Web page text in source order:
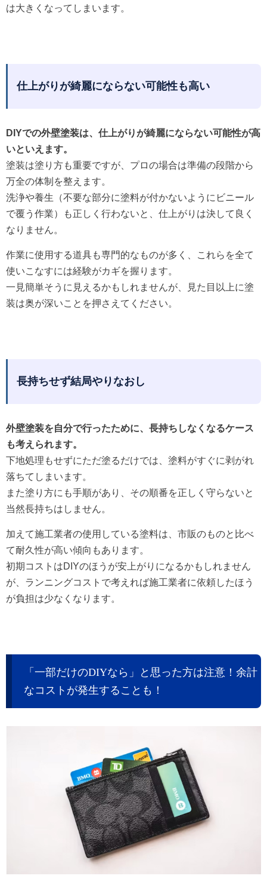
は大きくなってしまいます。
仕上がりが綺麗にならない可能性も高い
DIYでの外壁塗装は、仕上がりが綺麗にならない可能性が高
いといえます。
塗装は塗り方も重要ですが、プロの場合は準備の段階から
万全の体制を整えます。
洗浄や養生（不要な部分に塗料が付かないようにビニール
で覆う作業）も正しく行わないと、仕上がりは決して良く
なりません。
作業に使用する道具も専門的なものが多く、これらを全て
使いこなすには経験がカギを握ります。
一見簡単そうに見えるかもしれませんが、見た目以上に塗
装は奥が深いことを押さえてください。
長持ちせず結局やりなおし
外壁塗装を自分で行ったために、長持ちしなくなるケース
も考えられます。
下地処理もせずにただ塗るだけでは、塗料がすぐに剥がれ
落ちてしまいます。
また塗り方にも手順があり、その順番を正しく守らないと
当然長持ちはしません。
加えて施工業者の使用している塗料は、市販のものと比べ
て耐久性が高い傾向もあります。
初期コストはDIYのほうが安上がりになるかもしれません
が、 ランニングコストで考えれば施工業者に依頼したほう
が負担は少なくなります。
「一部だけのDIYなら」と思った方は注意！余計
なコストが発生することも！